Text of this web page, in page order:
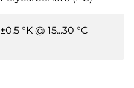
±0.5 °K @ 15...30 °C